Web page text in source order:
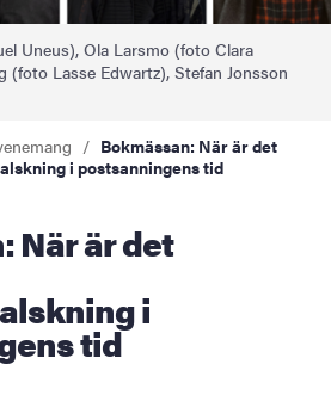
Uneus), Ola Larsmo (foto Clara
(foto Lasse Edwartz), Stefan Jonsson
Bokmässan: När är det
i postsanningens tid
i
tid